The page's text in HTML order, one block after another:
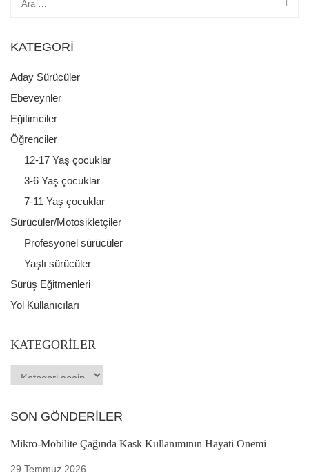
KATEGORI
Aday Sürücüler
Ebeveynler
Eğitimciler
Öğrenciler
12-17 Yaş çocuklar
3-6 Yaş çocuklar
7-11 Yaş çocuklar
Sürücüler/Motosikletçiler
Profesyonel sürücüler
Yaşlı sürücüler
Sürüş Eğitmenleri
Yol Kullanıcıları
KATEGORILER
SON GÖNDERILER
Mikro-Mobilite Çağında Kask Kullanımının Hayati Önemi
29 Temmuz 2026